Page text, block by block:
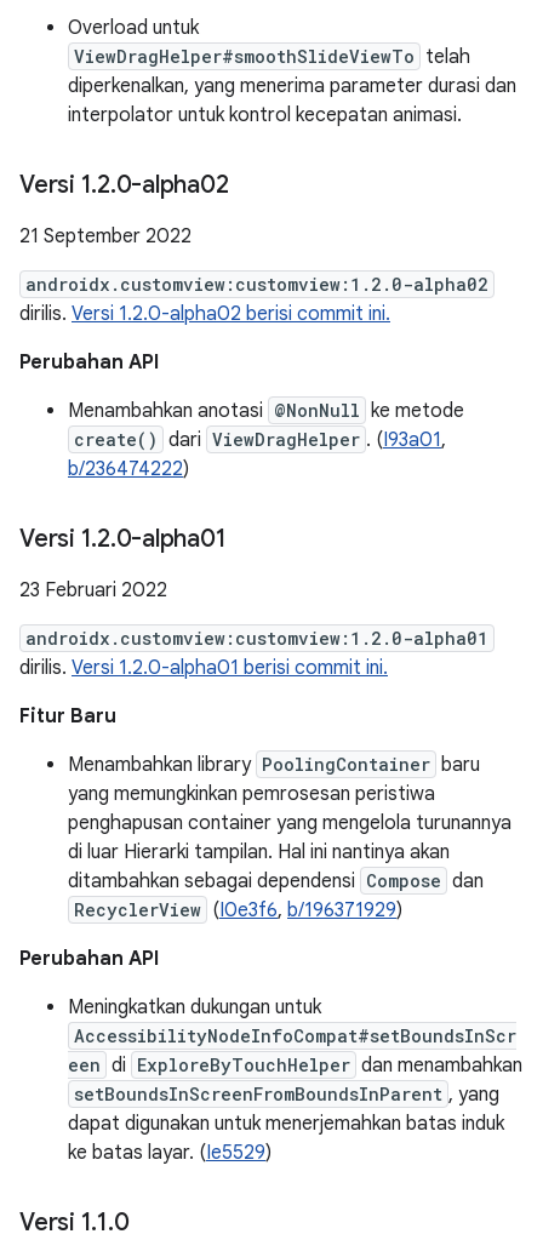
Overload untuk
ViewDragHelper#smoothSlideViewTo telah
diperkenalkan, yang menerima parameter durasi dan
interpolator untuk kontrol kecepatan animasi.
Versi 1.2.0-alpha02
21 September 2022
androidx.customview:customview:1.2.0-alpha02
dirilis. Versi 1.2.0-alpha02 berisi commit ini.
Perubahan API
Menambahkan anotasi @NonNull ke metode
create() dari ViewDragHelper . (I93a01,
b/236474222)
Versi 1.2.0-alpha01
23 Februari 2022
androidx.customview:customview:1.2.0-alpha01
dirilis. Versi 1.2.0-alpha01 berisi commit ini.
Fitur Baru
Menambahkan library PoolingContainer baru
yang memungkinkan pemrosesan peristiwa
penghapusan container yang mengelola turunannya
di luar Hierarki tampilan. Hal ini nantinya akan
ditambahkan sebagai dependensi Compose dan
RecyclerView (I0e3f6, b/196371929)
Perubahan API
Meningkatkan dukungan untuk
AccessibilityNodeInfoCompat#setBoundsInScr
een di ExploreByTouchHelper dan menambahkan
setBoundsInScreenFromBoundsInParent , yang
dapat digunakan untuk menerjemahkan batas induk
ke batas layar. (Ie5529)
Versi 1.1.0